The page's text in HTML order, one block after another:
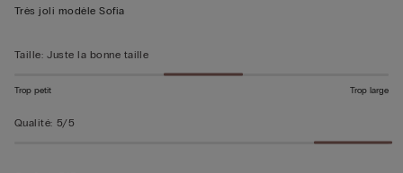
5sur 5
Très joli modèle Sofia
Taille: Juste la bonne taille
Trop petit Trop large
Qualité: 5/5